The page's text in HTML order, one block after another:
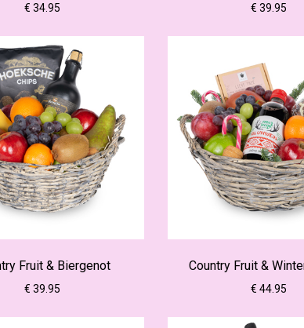
€ 34.95 € 39.95
Fruit & Biergenot
€ 39.95
Country Fruit &
€ 44.95